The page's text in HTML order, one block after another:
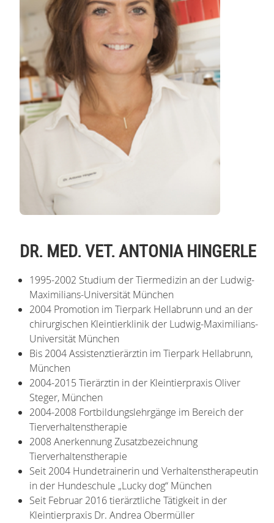
DR. MED. VET. ANTONIA HINGERLE
1995-2002 Studium der Tiermedizin an der Ludwig-
Maximilians-Universität München
2004 Promotion im Tierpark Hellabrunn und an der
chirurgischen Kleintierklinik der Ludwig-Maximilians-
Universität München
Bis 2004 Assistenztierärztin im Tierpark Hellabrunn,
München
2004-2015 Tierärztin in der Kleintierpraxis Oliver
Steger, München
2004-2008 Fortbildungslehrgänge im Bereich der
Tierverhaltenstherapie
2008 Anerkennung Zusatzbezeichnung
Tierverhaltenstherapie
Seit 2004 Hundetrainerin und Verhaltenstherapeutin
in der Hundeschule „Lucky dog“ München
Seit Februar 2016 tierärztliche Tätigkeit in der
Kleintierpraxis Dr. Andrea Obermüller